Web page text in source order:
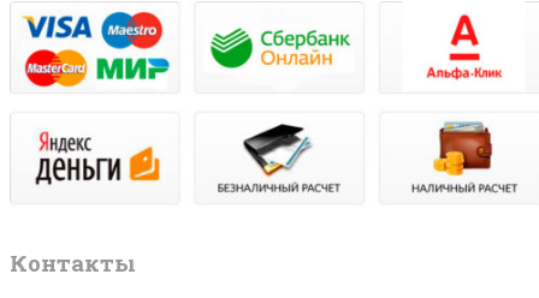
Контакты